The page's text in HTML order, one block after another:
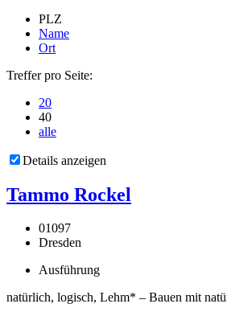
PLZ
Name
Ort
Treffer pro Seite:
20
40
alle
Details anzeigen
Tammo Rockel
01097
Dresden
Ausführung
natürlich, logisch, Lehm* – Bauen mit